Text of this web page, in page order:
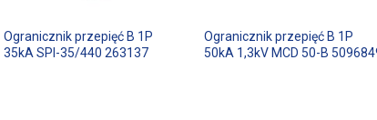
Ogranicznik przepięć B 1P
35kA SPI-35/440 263137
Ogranicznik przepięć B 1P
50kA 1,3kV MCD 50-B